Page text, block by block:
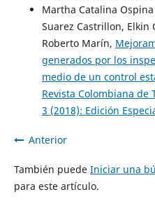
Martha Catalina
Suarez Castrillon, Elkin
Roberto Marín,
generados por los
medio de un control
Revista Colombiana de
3 (2018): Edición
Anterior
También puede Iniciar una
para este artículo.